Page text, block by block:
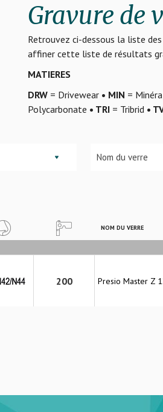
Gravure de
Retrouvez ci-dessous la liste
affiner cette liste de résultats
MATIERES
DRW= Drivewear • MIN =
Polycarbonate • TRI= Tribrid •
NOM DU VERRE
200 Presio Master Z